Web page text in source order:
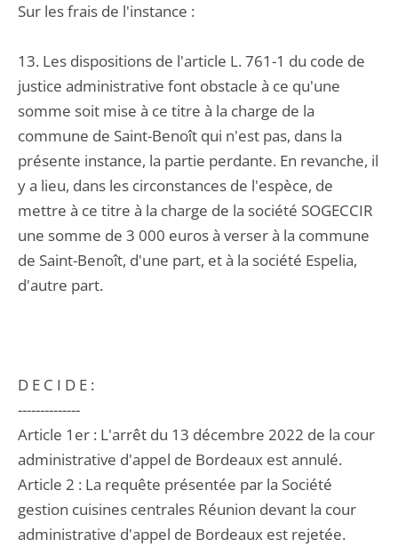
Sur les frais de l'instance :
13. Les dispositions de l'article L. 761-1 du code de
justice administrative font obstacle à ce qu'une
somme soit mise à ce titre à la charge de la
commune de Saint-Benoît qui n'est pas, dans la
présente instance, la partie perdante. En revanche, il
y a lieu, dans les circonstances de l'espèce, de
mettre à ce titre à la charge de la société SOGECCIR
une somme de 3 000 euros à verser à la commune
de Saint-Benoît, d'une part, et à la société Espelia,
d'autre part.
D E C I D E :
--------------
Article 1er : L'arrêt du 13 décembre 2022 de la cour
administrative d'appel de Bordeaux est annulé.
Article 2 : La requête présentée par la Société
gestion cuisines centrales Réunion devant la cour
administrative d'appel de Bordeaux est rejetée.